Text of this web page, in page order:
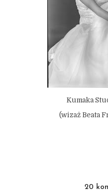
Kumaka
(wizaż Beata
20